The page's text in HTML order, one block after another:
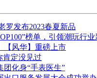
罗发布2023春夏新品
榜单，引领潮玩行
【风华】重磅上市
肯定没见过
团化身“手表医生”